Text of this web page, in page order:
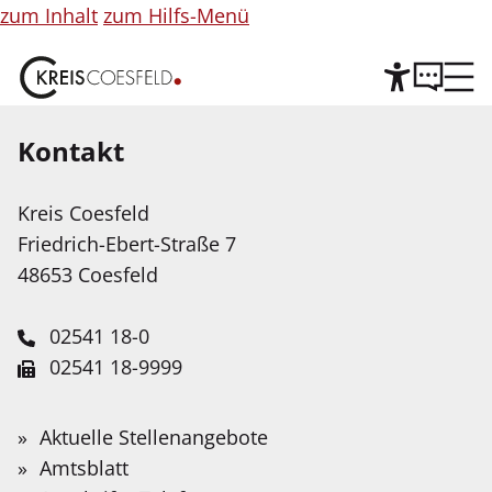
zum Inhalt zum Hilfs-Menü
Copyright
©
Service-Portal
Öffentliche Zustellung gem. §
10 LZG NRW an Frau
Hilfe
Leichte Sprache
Wir stellen Inhalte unserer Web-Seite in Leichter
Hilfe Künstlicher Intelligenz weiter ausgebaut.
Gebärdensprache
Kontakt
Kreis Coesfeld
Friedrich-Ebert-Straße 7
48653 Coesfeld
02541 18-0
02541 18-9999
info@kreis-coesfeld.de
Kontaktformular
Suche
Wonach
suchen
Aktuelle Stellenangebote
Amtsblatt